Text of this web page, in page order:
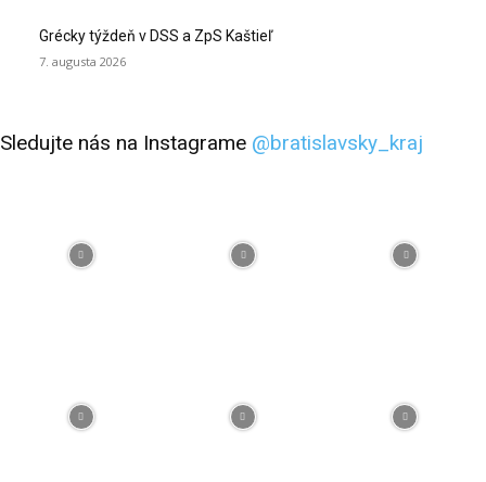
Grécky týždeň v DSS a ZpS Kaštieľ
7. augusta 2026
Sledujte nás na Instagrame @bratislavsky_kraj